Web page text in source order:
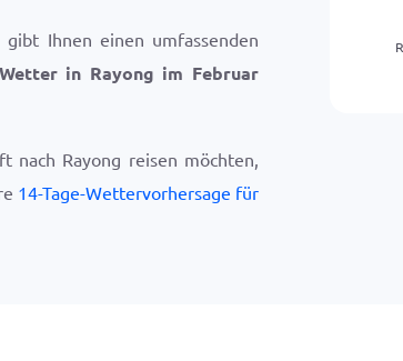
gibt Ihnen einen umfassenden
Wetter in Rayong im Februar
nach Rayong reisen möchten,
14-Tage-Wettervorhersage für